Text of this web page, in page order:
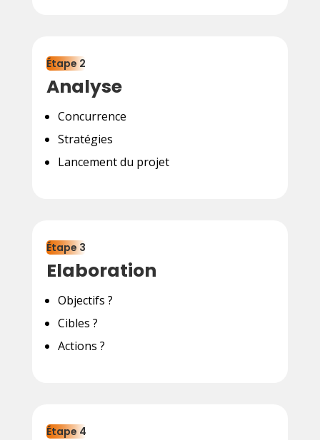
Étape 2
Analyse
Concurrence
Stratégies
Lancement du projet
Étape 3
Elaboration
Objectifs ?
Cibles ?
Actions ?
Étape 4